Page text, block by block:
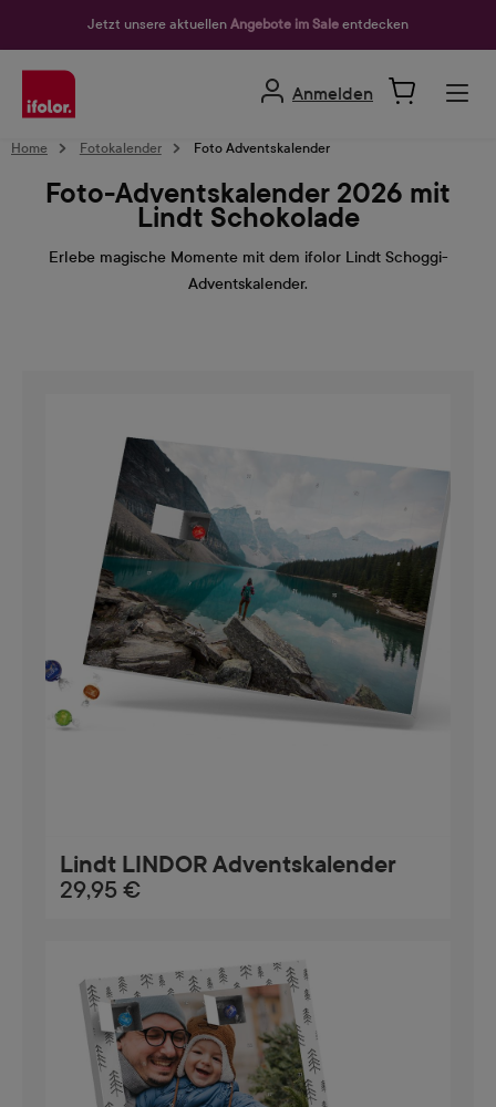
Jetzt unsere aktuellen Angebote im Sale entdecken
Anmelden
Home Fotokalender Foto Adventskalender
Foto-Adventskalender 2026 mit
Lindt Schokolade
Erlebe magische Momente mit dem ifolor Lindt Schoggi-
Adventskalender.
Lindt LINDOR Adventskalender
29,95 €